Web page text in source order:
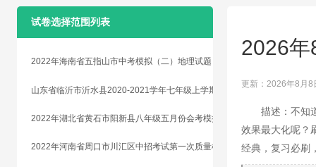
试卷选择范围列表
2022年海南省五指山市中考模拟（二）地理试题
山东省临沂市沂水县2020-2021学年七年级上学期期末地理试题
2022年湖北省黄石市阳新县八年级五月份会考模拟考试地理试题
2022年河南省周口市川汇区中招考试第一次质量检测地理试题
2026年
更新：2026年8月8
描述：不知
效果最大化呢？
经典，复习必刷